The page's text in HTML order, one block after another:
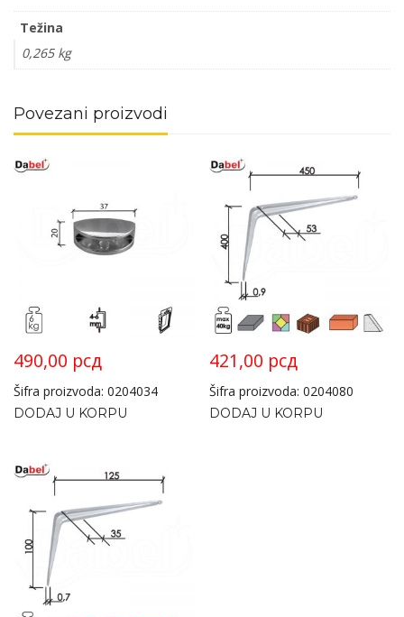
DBP2
količina
Težina
0,265 kg
Povezani proizvodi
490,00 рсд
Šifra proizvoda: 0204034
DODAJ U KORPU
421,00 рсд
Šifra proizvoda: 0204080
DODAJ U KORPU